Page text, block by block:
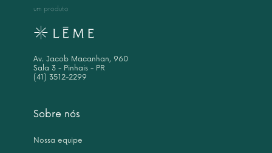
Sobre nós
Nossa equipe
um produto
Av. Jacob Macanhan, 960
Sala 3 - Pinhais - PR
(41) 3512-2299